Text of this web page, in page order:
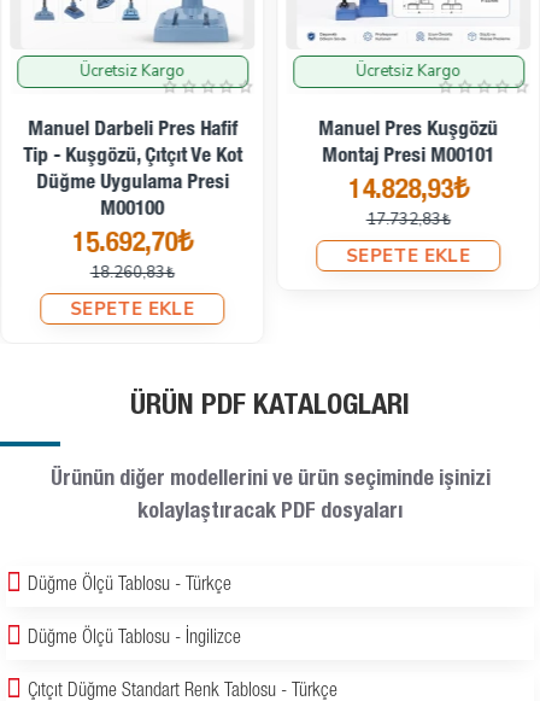
İndirimde
Ücretsiz Kargo
Manuel Darbeli Pres Hafif
Tip - Kuşgözü, Çıtçıt Ve Kot
Düğme Uygulama Presi
M00100
15.692,70₺
18.260,83₺
SEPETE EKLE
İndirimde
Ücretsiz Kargo
Manuel Pres Kuşgözü
Montaj Presi M00101
14.828,93₺
17.732,83₺
SEPETE EKLE
ÜRÜN PDF KATALOGLARI
Ürünün diğer modellerini ve ürün seçiminde işinizi
kolaylaştıracak PDF dosyaları
Düğme Ölçü Tablosu - Türkçe
Düğme Ölçü Tablosu - İngilizce
Çıtçıt Düğme Standart Renk Tablosu - Türkçe